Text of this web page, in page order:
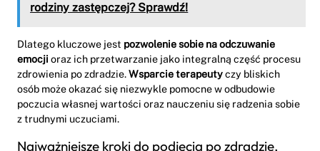
rodziny zastępczej? Sprawdź!
Dlatego kluczowe jest pozwolenie sobie na odczuwanie
emocji oraz ich przetwarzanie jako integralną część procesu
zdrowienia po zdradzie.Wsparcie terapeutyczy bliskich
osób może okazać się niezwykle pomocne w odbudowie
poczucia własnej wartości oraz nauczeniu się radzenia sobie
z trudnymi uczuciami.
Najważniejsze kroki do podjęcia po zdradzie,